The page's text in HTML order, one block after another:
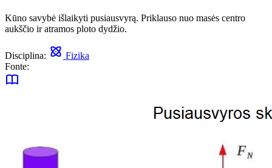
Kūno savybė išlaikyti pusiausvyrą. Priklauso nuo masės centro
aukščio ir atramos ploto dydžio.
Disciplina:
Fizika
Fonte: